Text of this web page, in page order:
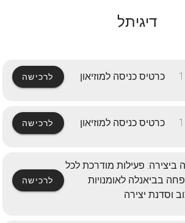
דיגיתל
כרטיס כניסה למוזיאון לרכישה
כרטיס כניסה למוזיאון לרכישה
ביצירה: פעילות מודרכת לכל
בביאנלה לאומנויות
וסדנת יצירה
לרכישה